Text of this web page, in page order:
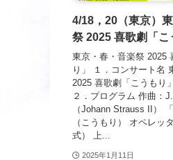
4/18，20（東京）
祭 2025 喜歌劇「こ
東京・春・音楽祭 2025
り」 １．コンサート名
2025 喜歌劇「こうもり
２．プログラム 作曲：
（Johann Strauss II）
（こうもり） オペレッ
式） 上...
2025年1月11日